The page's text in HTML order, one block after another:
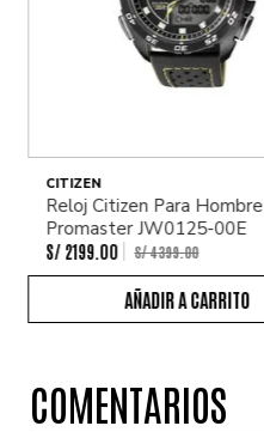
CITIZEN
Reloj Citizen Para Hombre
Promaster JW0125-00E
S/ 2199 00 S/4399.00
COMENTARIOS